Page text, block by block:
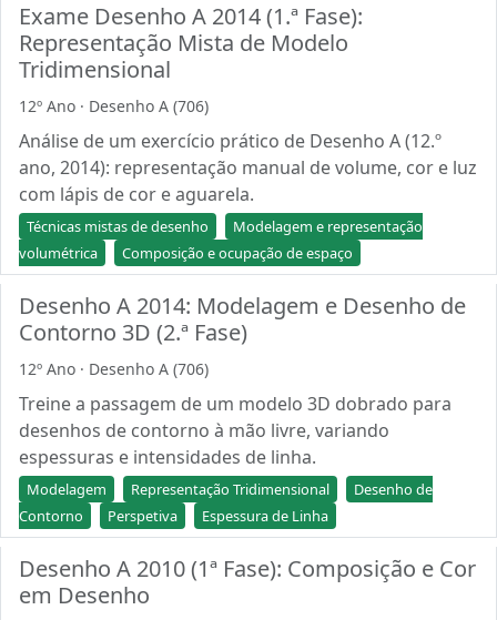
Exame Desenho A 2014 (1.ª Fase):
Representação Mista de Modelo
Tridimensional
12º Ano · Desenho A (706)
Análise de um exercício prático de Desenho A (12.º
ano, 2014): representação manual de volume, cor e luz
com lápis de cor e aguarela.
Técnicas mistas de desenho
Modelagem e representação
volumétrica
Composição e ocupação de espaço
Desenho A 2014: Modelagem e Desenho de
Contorno 3D (2.ª Fase)
12º Ano · Desenho A (706)
Treine a passagem de um modelo 3D dobrado para
desenhos de contorno à mão livre, variando
espessuras e intensidades de linha.
Modelagem Representação Tridimensional
Desenho de
Contorno
Perspetiva Espessura de Linha
Desenho A 2010 (1ª Fase): Composição e Cor
em Desenho